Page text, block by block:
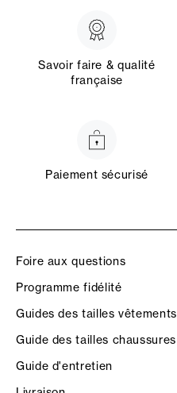
Savoir faire & qualité
française
Paiement sécurisé
Foire aux questions
Programme fidélité
Guides des tailles vêtements
Guide des tailles chaussures
Guide d'entretien